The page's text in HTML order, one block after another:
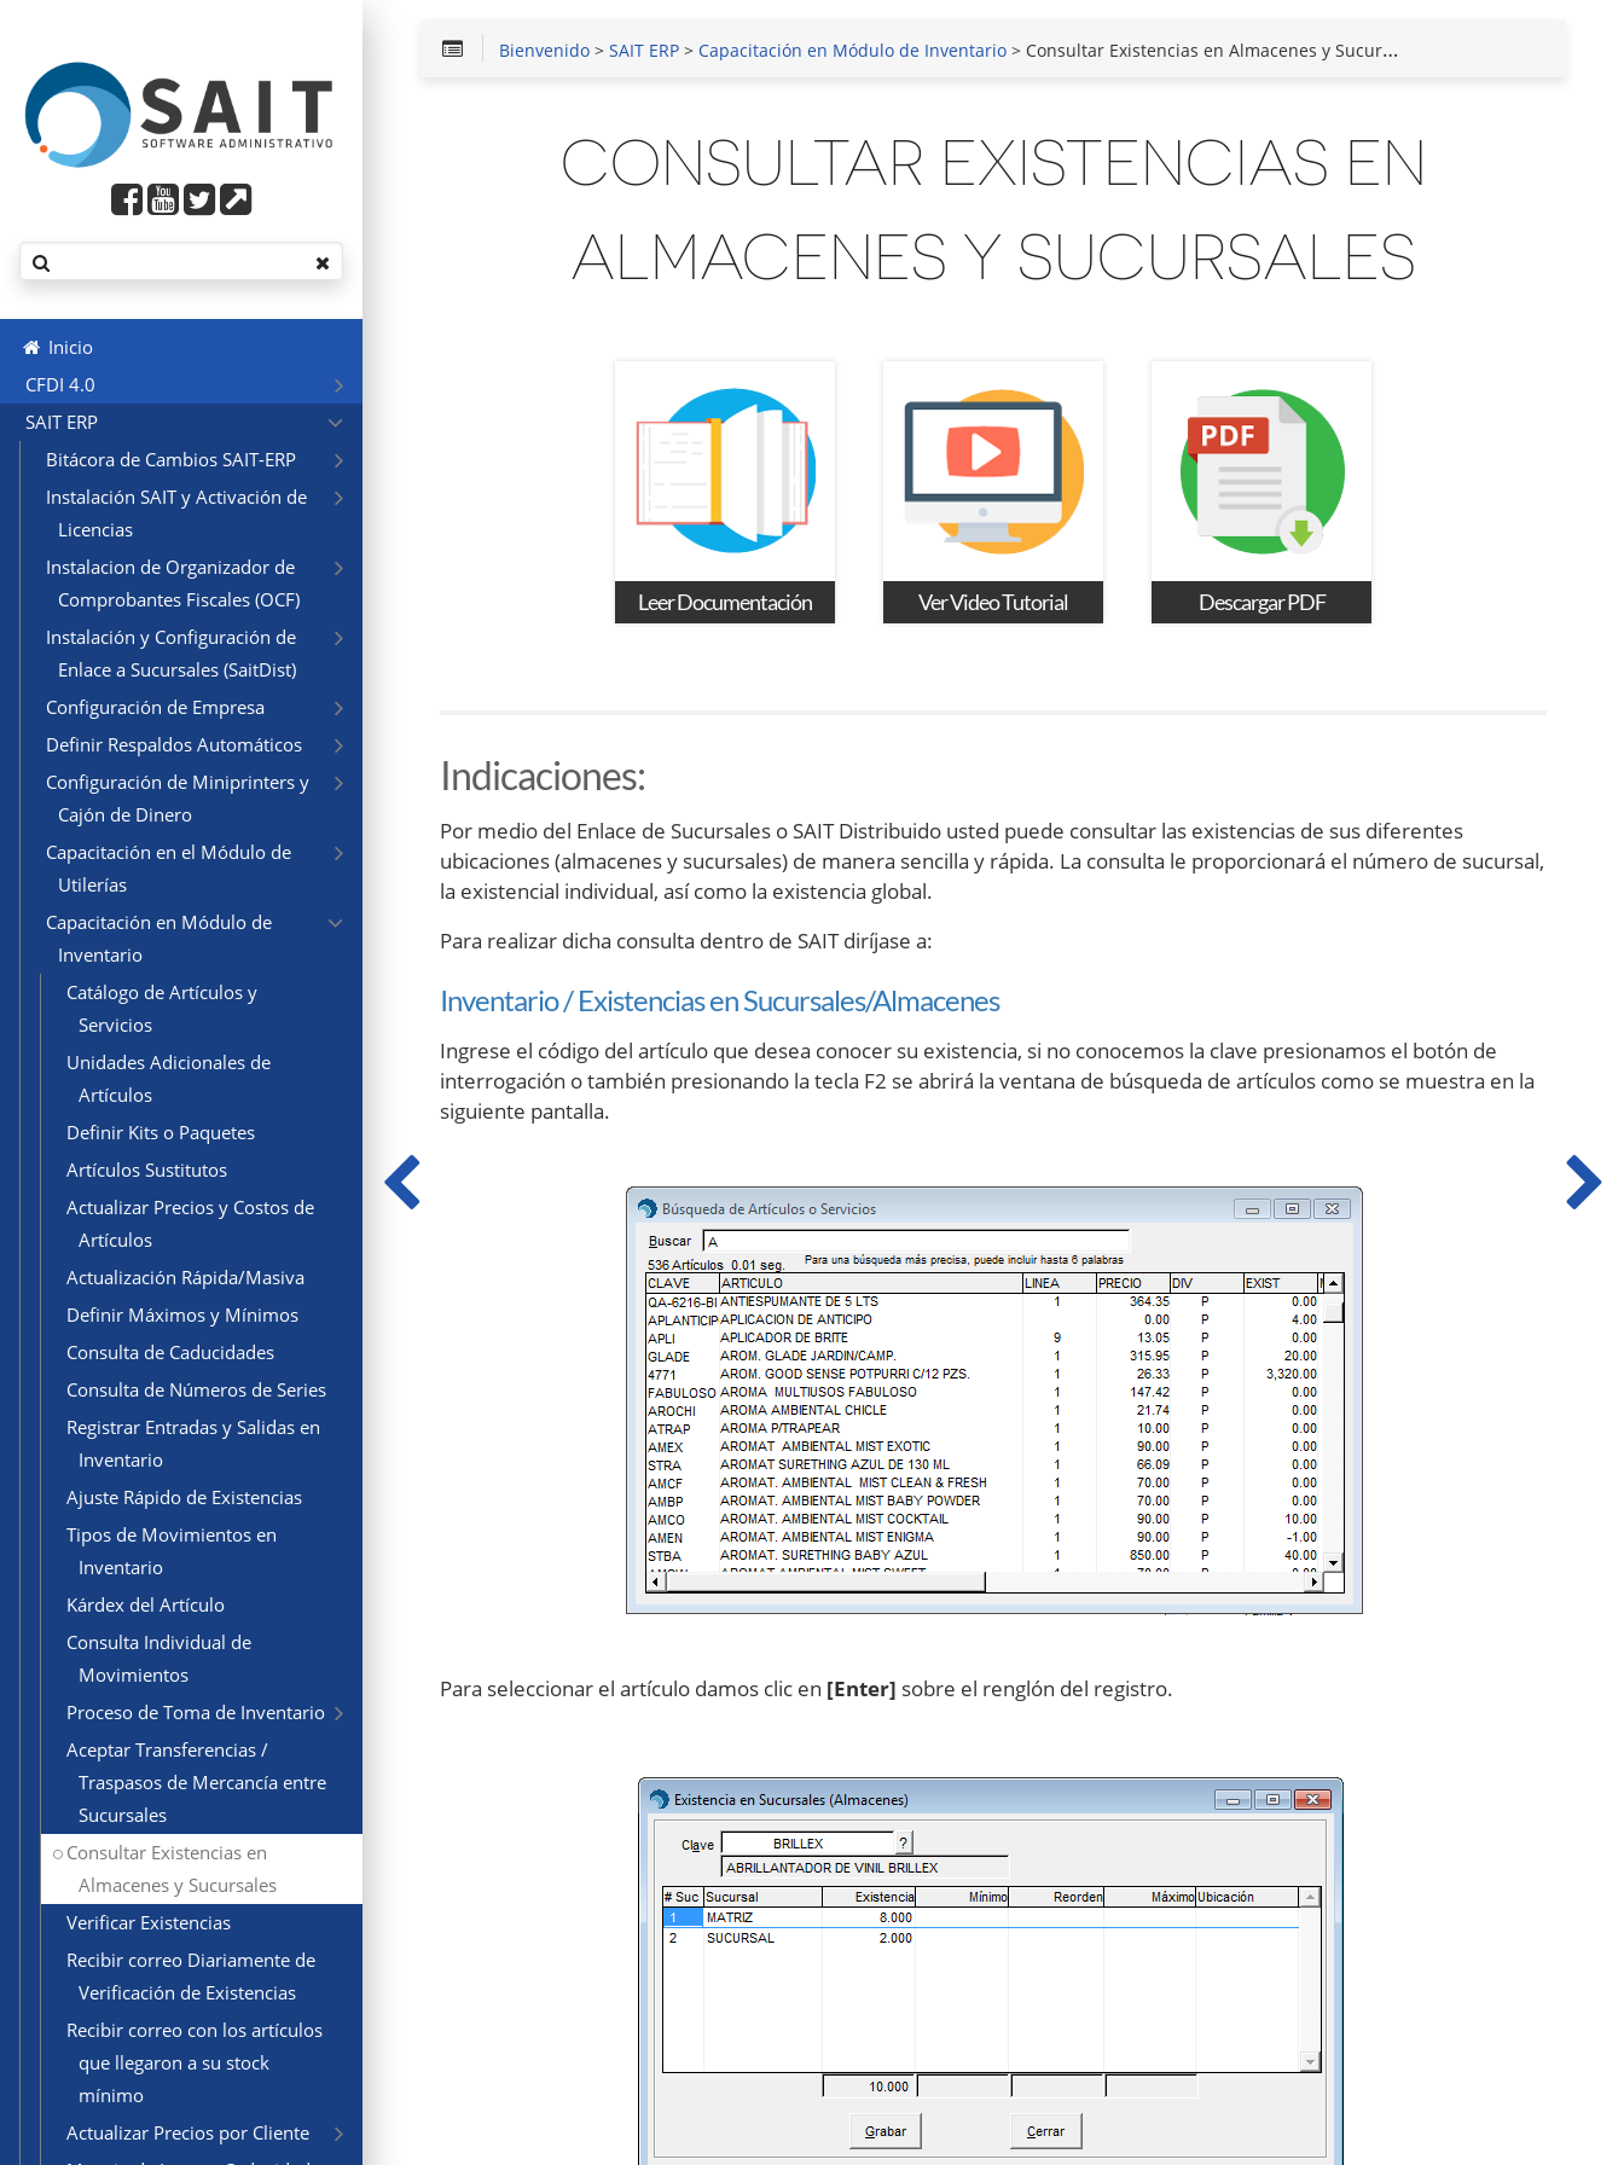
Inicio
CFDI 4.0
SAIT ERP
Bitácora de Cambios SAIT-ERP
Instalación SAIT y Activación de
Licencias
Instalacion de Organizador de
Comprobantes Fiscales (OCF)
Instalación y Configuración de
Enlace a Sucursales (SaitDist)
Configuración de Empresa
Definir Respaldos Automáticos
Configuración de Miniprinters y
Cajón de Dinero
Capacitación en el Módulo de
Utilerías
Capacitación en Módulo de
Inventario
Catálogo de Artículos y
Servicios
Unidades Adicionales de
Artículos
Definir Kits o Paquetes
Artículos Sustitutos
Actualizar Precios y Costos de
Artículos
Actualización Rápida/Masiva
Definir Máximos y Mínimos
Consulta de Caducidades
Consulta de Números de Series
Registrar Entradas y Salidas en
Inventario
Ajuste Rápido de Existencias
Tipos de Movimientos en
Inventario
Kárdex del Artículo
Consulta Individual de
Movimientos
Proceso de Toma de Inventario
Aceptar Transferencias /
Traspasos de Mercancía entre
Sucursales
Consultar Existencias en
Almacenes y Sucursales
Verificar Existencias
Recibir correo Diariamente de
Verificación de Existencias
Recibir correo con los artículos
que llegaron a su stock
mínimo
Actualizar Precios por Cliente
Bienvenido >SAIT ERP >Capacitación en Módulo de Inventario > Consultar Existencias en Almacenes y Sucursales
CONSULTAR EXISTENCIAS EN
ALMACENES Y SUCURSALES
Leer Documentación Ver Video Tutorial Descargar PDF
Indicaciones:
Por medio del Enlace de Sucursales o SAIT Distribuido usted puede consultar las existencias de sus diferentes
ubicaciones (almacenes y sucursales) de manera sencilla y rápida. La consulta le proporcionará el número de sucursal,
la existencial individual, así como la existencia global.
Para realizar dicha consulta dentro de SAIT diríjase a:
Inventario / Existencias en Sucursales/Almacenes
Ingrese el código del artículo que desea conocer su existencia, si no conocemos la clave presionamos el botón de
interrogación o también presionando la tecla F2 se abrirá la ventana de búsqueda de artículos como se muestra en la
siguiente pantalla.
Para seleccionar el artículo damos clic en [Enter] sobre el renglón del registro.